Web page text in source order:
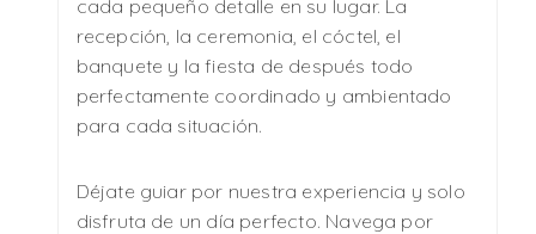
cada pequeño detalle en su lugar. La
recepción, la ceremonia, el cóctel, el
banquete y la fiesta de después todo
perfectamente coordinado y ambientado
para cada situación.
Déjate guiar por nuestra experiencia y solo
disfruta de un día perfecto. Navega por